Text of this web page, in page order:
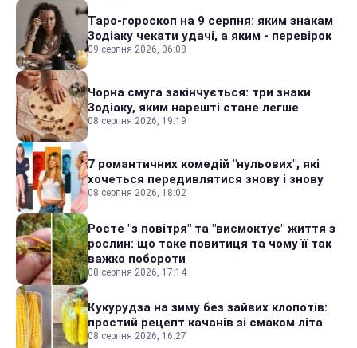
Таро-гороскоп на 9 серпня: яким знакам
Зодіаку чекати удачі, а яким - перевірок
09 серпня 2026, 06:08
Чорна смуга закінчується: три знаки
Зодіаку, яким нарешті стане легше
08 серпня 2026, 19:19
7 романтичних комедій "нульових", які
хочеться передивлятися знову і знову
08 серпня 2026, 18:02
Росте "з повітря" та "висмоктує" життя з
рослин: що таке повитиця та чому її так
важко побороти
08 серпня 2026, 17:14
Кукурудза на зиму без зайвих клопотів:
простий рецепт качанів зі смаком літа
08 серпня 2026, 16:27